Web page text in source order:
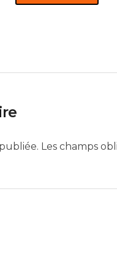
Les champs